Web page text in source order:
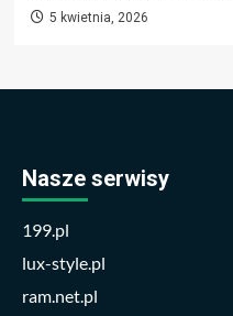
5 kwietnia, 2026
Nasze serwisy
199.pl
lux-style.pl
ram.net.pl